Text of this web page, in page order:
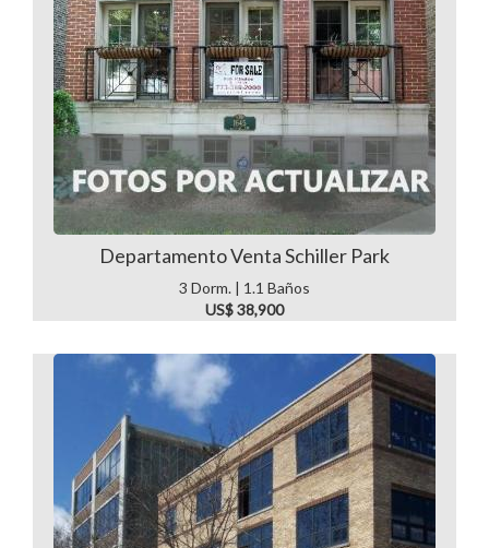
Departamento Venta Schiller Park
3 Dorm. | 1.1 Baños
US$ 38,900